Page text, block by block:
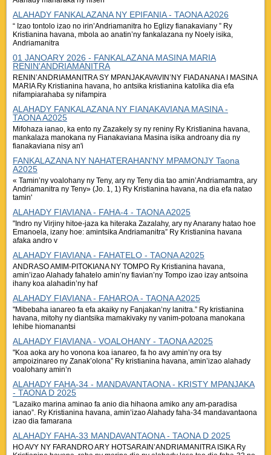
ALAHADY FANKALAZANA NY EPIFANIA - TAONA A2026
“ Izao tontolo izao no irin’Andriamanitra ho Eglizy fianakaviany ” Ry
Kristianina havana, mbola ao anatin’ny fankalazana ny Noely isika,
Andriamanitra
01 JANOARY 2026 - FANKALAZANA MASINA MARIA
RENIN'ANDRIAMANITRA
RENIN’ANDRIAMANITRA SY MPANJAKAVAVIN’NY FIADANANA I MASINA
MARIA Ry Kristianina havana, ho antsika kristianina katolika dia efa
nifampiarahaba sy nifampira
ALAHADY FANKALAZANA NY FIANAKAVIANA MASINA -
TAONA A2025
Mifohaza ianao, ka ento ny Zazakely sy ny reniny Ry Kristianina havana,
mankalaza manokana ny Fianakaviana Masina isika androany dia ny
fianakaviana nisy an'i
FANKALAZANA NY NAHATERAHAN'NY MPAMONJY Taona
A2025
« Tamin’ny voalohany ny Teny, ary ny Teny dia tao amin’Andriamamtra, ary
Andriamanitra ny Teny» (Jo. 1, 1) Ry Kristianina havana, na dia efa natao
tamin'
ALAHADY FIAVIANA - FAHA-4 - TAONA A2025
"Indro ny Virjiny hitoe-jaza ka hiteraka Zazalahy, ary ny Anarany hatao hoe
Emanoela, izany hoe: amintsika Andriamanitra” Ry Kristianina havana
afaka andro v
ALAHADY FIAVIANA - FAHATELO - TAONA A2025
ANDRASO AMIM-PITOKIANA NY TOMPO Ry Kristianina havana,
amin’izao Alahady fahatelo amin’ny fiavian’ny Tompo izao izay antsoina
ihany koa alahadin’ny haf
ALAHADY FIAVIANA - FAHAROA - TAONA A2025
"Mibebaha ianareo fa efa akaiky ny Fanjakan’ny lanitra.” Ry kristianina
havana, mitohy ny diantsika mamakivaky ny vanim-potoana manokana
lehibe hiomanantsi
ALAHADY FIAVIANA - VOALOHANY - TAONA A2025
"Koa aoka ary ho vonona koa ianareo, fa ho avy amin’ny ora tsy
ampoizinareo ny Zanak’olona” Ry kristianina havana, amin’izao alahady
voalohany amin’n
ALAHADY FAHA-34 - MANDAVANTAONA - KRISTY MPANJAKA
- TAONA D 2025
“Lazaiko marina aminao fa anio dia hihaona amiko any am-paradisa
ianao”. Ry Kristianina havana, amin’izao Alahady faha-34 mandavantaona
izao dia famarana
ALAHADY FAHA-33 MANDAVANTAONA - TAONA D 2025
HO AVY NY FARANDRO ARY HOTSARAIN’ANDRIAMANITRA ISIKA Ry